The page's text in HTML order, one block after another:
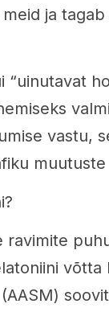
ja
vastu,
ravimite
võtta